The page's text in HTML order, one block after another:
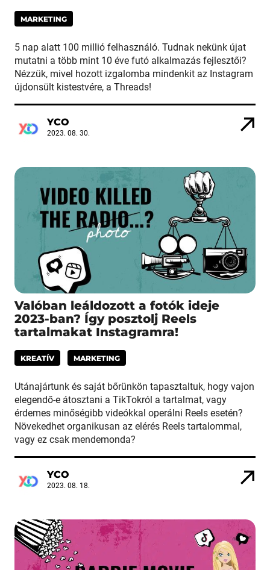
MARKETING
5 nap alatt 100 millió felhasználó. Tudnak nekünk újat
mutatni a több mint 10 éve futó alkalmazás fejlesztői?
Nézzük, mivel hozott izgalomba mindenkit az Instagram
újdonsült kistestvére, a Threads!
YCO
2023. 08. 30.
Valóban leáldozott a fotók ideje
2023-ban? Így posztolj Reels
tartalmakat Instagramra!
KREATÍV MARKETING
Utánajártunk és saját bőrünkön tapasztaltuk, hogy vajon
elegendő-e átosztani a TikTokról a tartalmat, vagy
érdemes minőségibb videókkal operálni Reels esetén?
Növekedhet organikusan az elérés Reels tartalommal,
vagy ez csak mendemonda?
YCO
2023. 08. 18.